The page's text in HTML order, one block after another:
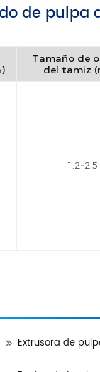
de
Tamaño de
del tamiz
1.2~2.5
Extrusora de